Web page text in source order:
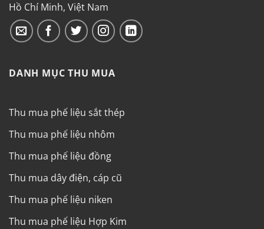
Hồ Chí Minh, Việt Nam
DANH MỤC THU MUA
Thu mua phế liệu sắt thép
Thu mua phế liệu nhôm
Thu mua phế liệu đồng
Thu mua dây điện, cáp cũ
Thu mua phế liệu niken
Thu mua phế liệu Hợp Kim